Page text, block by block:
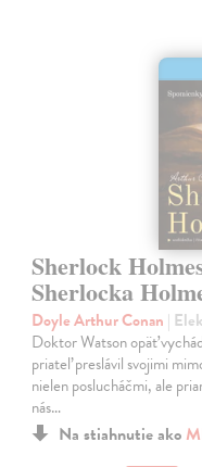
Sherlock
Sherlocka
Doyle Arthur Conan |
Doktor Watson opäť
priateľ preslávil svojimi
nielen poslucháčmi, ale
nás…
Na stiahnutie ako